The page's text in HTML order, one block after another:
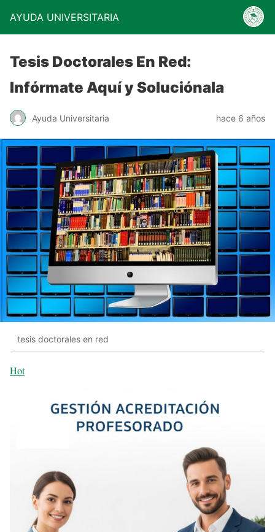
AYUDA UNIVERSITARIA
Tesis Doctorales En Red:
Infórmate Aquí y Soluciónala
Ayuda Universitaria hace 6 años
tesis doctorales en red
Hot